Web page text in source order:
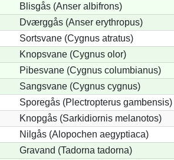
Blisgås (Anser albifrons)
Dværggås (Anser erythropus)
Sortsvane (Cygnus atratus)
Knopsvane (Cygnus olor)
Pibesvane (Cygnus columbianus)
Sangsvane (Cygnus cygnus)
Sporegås (Plectropterus gambensis)
Knopgås (Sarkidiornis melanotos)
Nilgås (Alopochen aegyptiaca)
Gravand (Tadorna tadorna)